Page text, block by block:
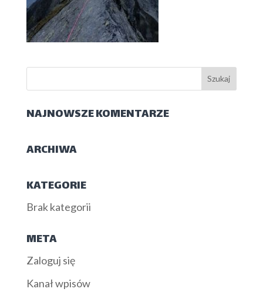
NAJNOWSZE KOMENTARZE
ARCHIWA
KATEGORIE
Brak kategorii
META
Zaloguj się
Kanał wpisów